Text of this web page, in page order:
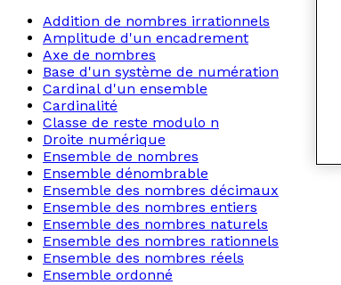
Addition de nombres irrationnels
Amplitude d'un encadrement
Axe de nombres
Base d'un système de numération
Cardinal d'un ensemble
Cardinalité
Classe de reste modulo n
Droite numérique
Ensemble de nombres
Ensemble dénombrable
Ensemble des nombres décimaux
Ensemble des nombres entiers
Ensemble des nombres naturels
Ensemble des nombres rationnels
Ensemble des nombres réels
Ensemble ordonné